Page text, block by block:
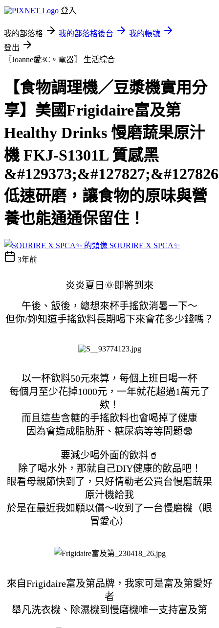
登入
我的部落格 我的部落格後台
我的帳號
登出
〖Joanne愛3C。電器〗 生活綜合
【食物調理機／豆漿機實用分
享】美國Frigidaire富及第
Healthy Drinks 慢磨蔬果原汁
機 FKJ-S1301L 質感黑
低速研磨，讓食物的原味與營
養也能通通保留住！
SOURIRE X SPCA✨
3年前
炎炎夏日🌞即將到來
午後、飯後，總想來杯手搖飲消暑一下～
但你/妳知道手搖飲料長期喝下來會花多少錢嗎？
以一杯飲料50元來算，每個上班日喝一杯
每個月至少花掉1000元，一年就花超過1萬元了
欸！
而且這些含糖的手搖飲料也會喝掉了健康
因為會造成脂肪肝、糖尿病等等問題😨
要減少喝外面的飲料🥤
除了喝水外，那就自己DIY健康的飲品吧！
眼看母親節快到了，只好情勒老公買台慢磨蔬果
原汁機給我
於是在最近我如願以償～收到了一台慢磨機（眼
冒愛心）
來自Frigidaire富及第品牌，我家可是富及第愛好
者
舉凡洗衣機、除濕機到慢磨機唯一支持富及第